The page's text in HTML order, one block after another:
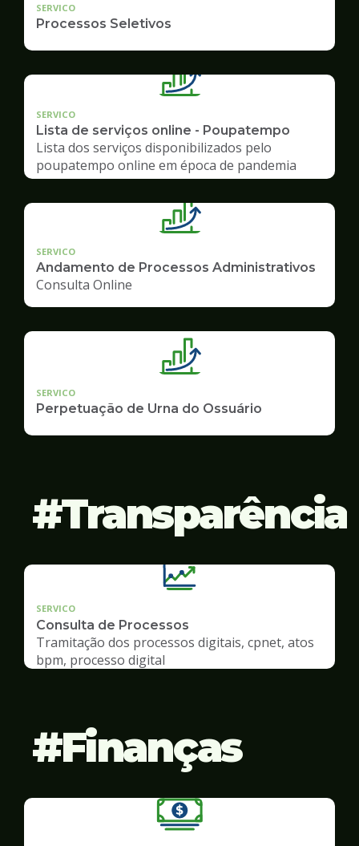
SERVICO
Processos Seletivos
SERVICO
Lista de serviços online - Poupatempo
Lista dos serviços disponibilizados pelo
poupatempo online em época de pandemia
SERVICO
Andamento de Processos Administrativos
Consulta Online
SERVICO
Perpetuação de Urna do Ossuário
Transparência
SERVICO
Consulta de Processos
Tramitação dos processos digitais, cpnet, atos
bpm, processo digital
Finanças